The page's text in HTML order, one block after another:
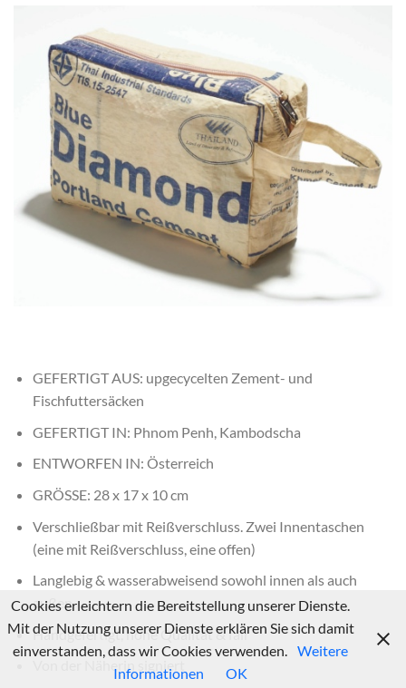
GEFERTIGT AUS: upgecycelten Zement- und
Fischfuttersäcken
GEFERTIGT IN: Phnom Penh, Kambodscha
ENTWORFEN IN: Österreich
GRÖSSE: 28 x 17 x 10 cm
Verschließbar mit Reißverschluss. Zwei Innentaschen
(eine mit Reißverschluss, eine offen)
Langlebig & wasserabweisend sowohl innen als auch
außen
Handgefertigt, hohe Qualität & fair
Von der Näherin signiert
Cookies erleichtern die Bereitstellung unserer Dienste.
Mit der Nutzung unserer Dienste erklären Sie sich damit
einverstanden, dass wir Cookies verwenden. Weitere
Informationen
OK